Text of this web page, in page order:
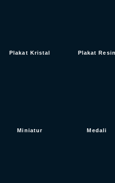
Plakat Kristal Plakat Resin
Miniatur Medali